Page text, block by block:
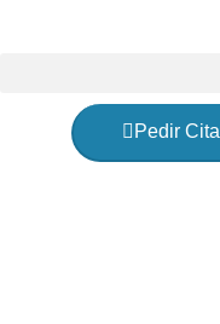
Pedir Cita